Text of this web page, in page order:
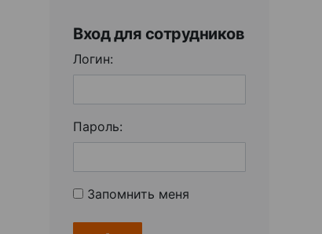
Вход для сотрудников
Логин:
Пароль:
Запомнить меня